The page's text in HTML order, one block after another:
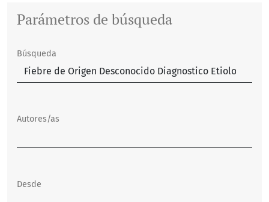
Parámetros de búsqueda
Búsqueda
Autores/as
Desde